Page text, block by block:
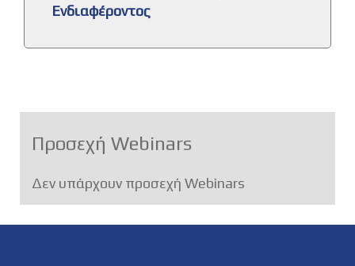
Ενδιαφέροντος
Προσεχή Webinars
Δεν υπάρχουν προσεχή Webinars